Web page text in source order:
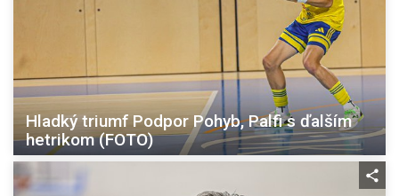
Hladký triumf Podpor Pohyb, Palfi s ďalším
hetrikom (FOTO)